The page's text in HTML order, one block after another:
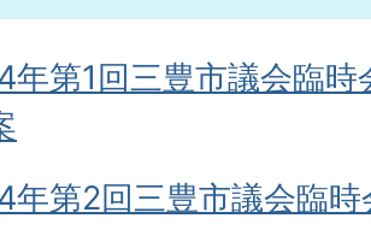
年第1回三豊市議会臨
年第2回三豊市議会臨